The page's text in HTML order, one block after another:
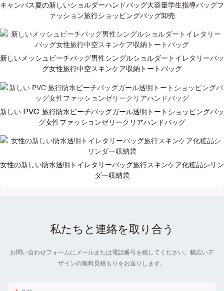
キャンバス夏の新しいショルダーハンドバッグ大容量学生指導バッグフ
ァッション旅行ショッピングバッグ卸売
新しいメッシュビーチバッグ男性シングルショルダートイレタリーバッ
グ女性旅行中空スキンケア収納トートバッグ
新しい PVC 旅行防水ビーチバッグガール透明トートショッピングバッ
グ女性ファッションゼリークリアハンドバッグ
女性の新しい防水透明トイレタリーバッグ旅行スキンケア化粧品シリン
ダー収納袋
私たちと連絡を取り合う
お問い合わせフォームにメールまたは電話番号を残してください。幅広いデ
ザインの無料見積もりをお送りします。